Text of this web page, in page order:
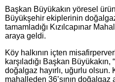
Başkan Büyükakın yöresel
Büyükşehir ekiplerinin doğalgaz
tamamladığı Kızılcapınar
araya geldi.
Köy halkının içten
karşıladığı Başkan Büyükakın,
doğalgaz hayırlı, uğurlu olsun.
mahalleden 36’sının doğalgaz